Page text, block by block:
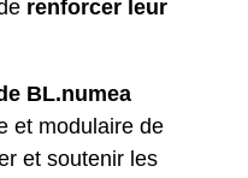
renforcer leur
BL.numea
et modulaire de
et soutenir les